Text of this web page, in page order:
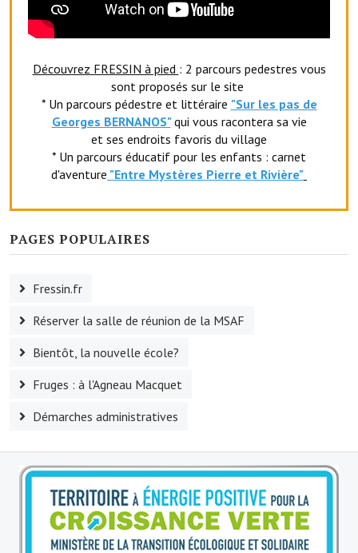
VILLE ACTIVE
La société musicale de l'Avenir Fressinois
La troupe théâtrale de l'Avenir Fressinois
Les Amis du Patrimoine
L'association du château
Le foyer rural
Le club de l'amitié
Le comité des fêtes
L'association Avotra-France
Le foyer de la Planquette
L'association des anciens combattants
L'association des anciens sapeurs-pompiers volontaires
L'US Crequy Fressin
La société de chasse
La société de pêche
Découvrez FRESSIN à pied : 2 parcours pedestres vous
sont proposés sur le site
* Un parcours pédestre et littéraire "Sur les pas de
Georges BERNANOS" qui vous racontera sa vie
et ses endroits favoris du village
* Un parcours éducatif pour les enfants : carnet
d'aventure "Entre Mystères Pierre et Rivière"
PAGES POPULAIRES
Fressin.fr
Réserver la salle de réunion de la MSAF
Bientôt, la nouvelle école?
Fruges : à l'Agneau Macquet
Démarches administratives